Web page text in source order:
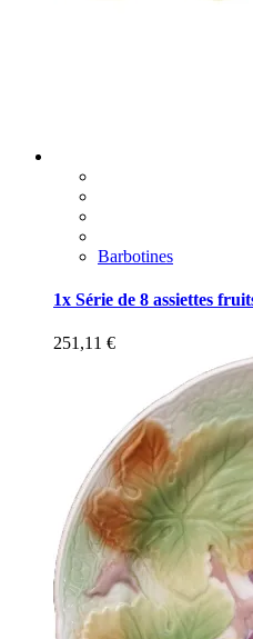
Barbotines
1x Série de 8 assiettes
251,11 €